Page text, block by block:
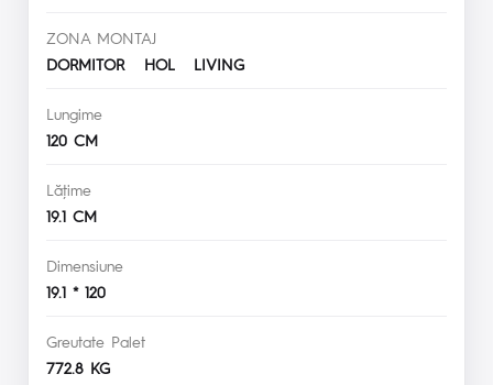
ZONA MONTAJ
DORMITOR HOL LIVING
Lungime
120 CM
Lăţime
19.1 CM
Dimensiune
19.1 * 120
Greutate Palet
772.8 KG